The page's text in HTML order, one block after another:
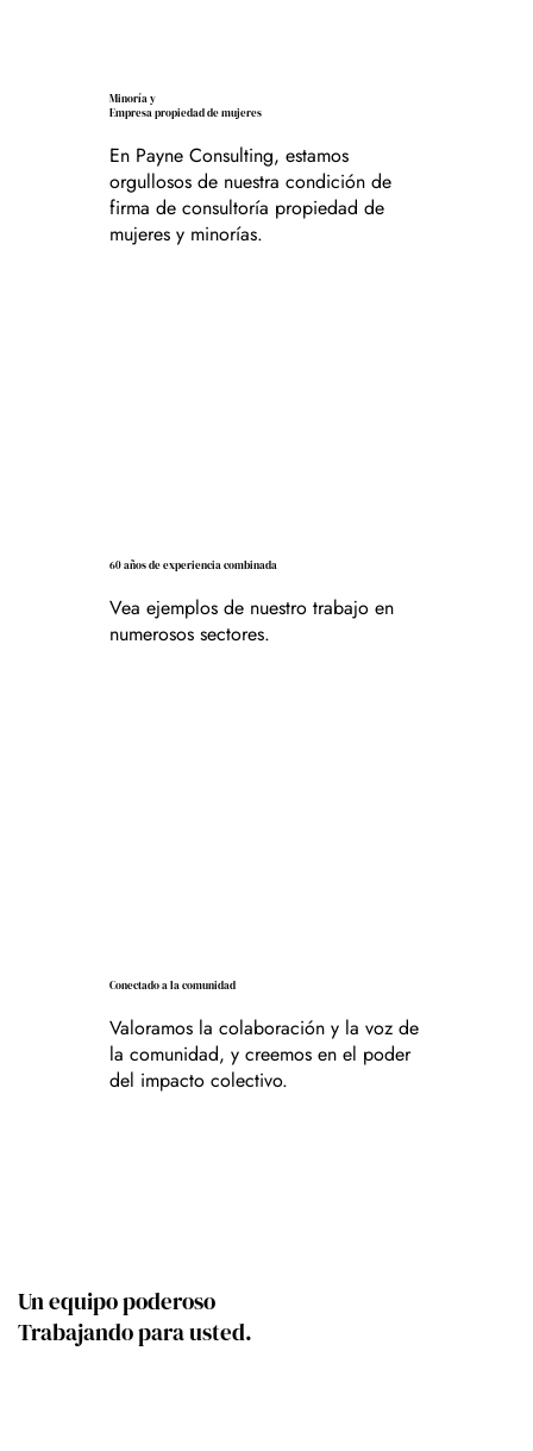
Minoría y
Empresa propiedad de mujeres
En Payne Consulting, estamos
orgullosos de nuestra condición de
firma de consultoría propiedad de
mujeres y minorías.
60 años de experiencia combinada
Vea ejemplos de nuestro trabajo en
numerosos sectores.
Conectado a la comunidad
Valoramos la colaboración y la voz de
la comunidad, y creemos en el poder
del impacto colectivo.
Un equipo poderoso
Trabajando para usted.